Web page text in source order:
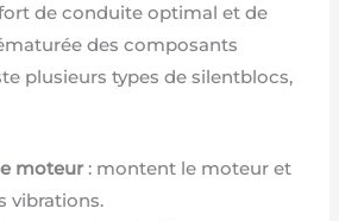
de conduite optimal et de
des composants
plusieurs types de silentblocs,
moteur: montent le moteur et
vibrations.